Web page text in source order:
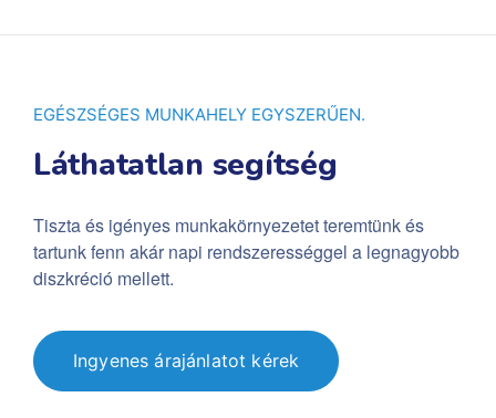
EGÉSZSÉGES MUNKAHELY EGYSZERŰEN.
Láthatatlan segítség
Tiszta és igényes munkakörnyezetet teremtünk és
tartunk fenn akár napi rendszerességgel a legnagyobb
diszkréció mellett.
Ingyenes árajánlatot kérek